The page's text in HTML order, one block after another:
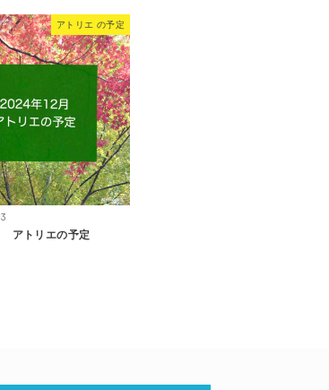
アトリエ の予定
アトリエの予定